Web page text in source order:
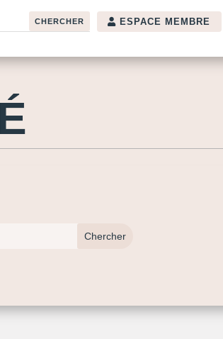
ESPACE MEMBRE